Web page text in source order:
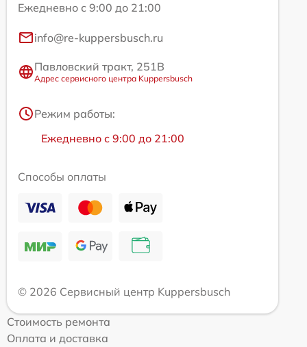
Ежедневно с 9:00 до 21:00
info@re-kuppersbusch.ru
Павловский тракт, 251В
Адрес сервисного центра Kuppersbusch
Режим работы:
Ежедневно с 9:00 до 21:00
Способы оплаты
© 2026 Сервисный центр Kuppersbusch
Стоимость ремонта
Оплата и доставка